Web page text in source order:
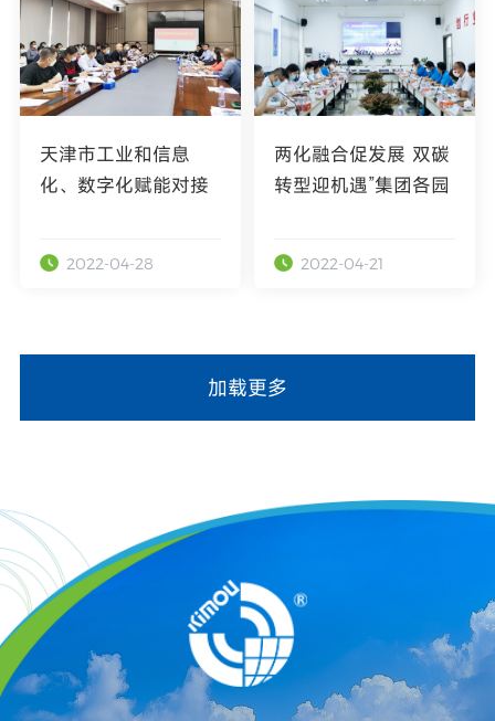
天津市工业和信息
化、数字化赋能对接
业园召开
2022-04-28
两化融合促发展 双碳
转型迎机遇”集团各园
2022-04-21
加载更多